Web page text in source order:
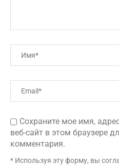
Сохраните мое имя,
веб-сайт в этом браузере
комментария.
* Используя эту форму, вы